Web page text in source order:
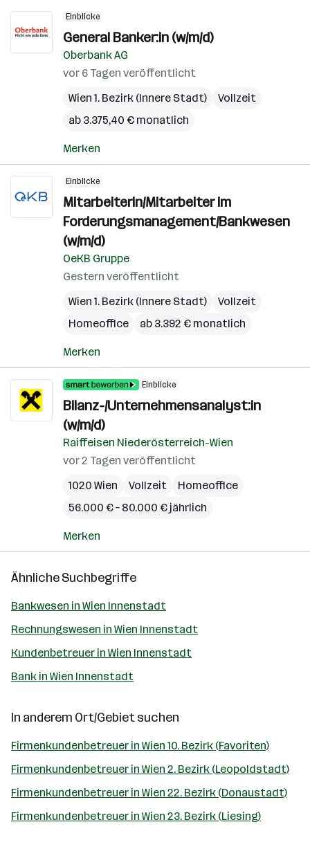
Einblicke
General Banker:in (w/m/d)
Oberbank AG
vor 6 Tagen veröffentlicht
Wien 1. Bezirk (Innere Stadt)
Vollzeit
ab 3.375,40 € monatlich
Merken
Einblicke
Mitarbeiterin/Mitarbeiter im
Forderungsmanagement/Bankwesen
(w/m/d)
OeKB Gruppe
Gestern veröffentlicht
Wien 1. Bezirk (Innere Stadt)
Vollzeit
Homeoffice
ab 3.392 € monatlich
Merken
Einblicke
Bilanz-/Unternehmensanalyst:in
(w/m/d)
Raiffeisen Niederösterreich-Wien
vor 2 Tagen veröffentlicht
1020 Wien
Vollzeit
Homeoffice
56.000 € – 80.000 € jährlich
Merken
Ähnliche Suchbegriffe
Bankwesen in Wien Innenstadt
Rechnungswesen in Wien Innenstadt
Kundenbetreuer in Wien Innenstadt
Bank in Wien Innenstadt
In anderem Ort/Gebiet suchen
Firmenkundenbetreuer in Wien 10. Bezirk (Favoriten)
Firmenkundenbetreuer in Wien 2. Bezirk (Leopoldstadt)
Firmenkundenbetreuer in Wien 22. Bezirk (Donaustadt)
Firmenkundenbetreuer in Wien 23. Bezirk (Liesing)